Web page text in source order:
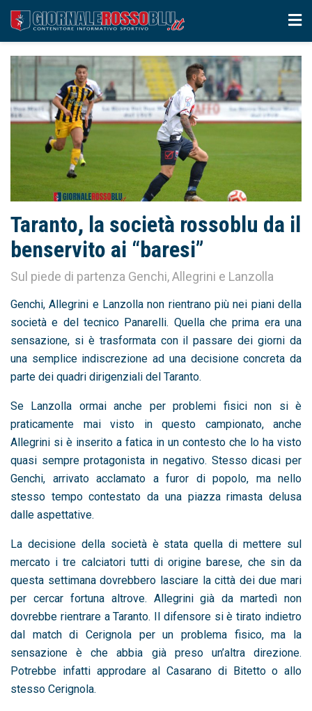
Taranto, la società rossoblu da il
benservito ai “baresi”
Sul piede di partenza Genchi, Allegrini e Lanzolla
Genchi, Allegrini e Lanzolla non rientrano più nei piani della
società e del tecnico Panarelli. Quella che prima era una
sensazione, si è trasformata con il passare dei giorni da
una semplice indiscrezione ad una decisione concreta da
parte dei quadri dirigenziali del Taranto.
Se Lanzolla ormai anche per problemi fisici non si è
praticamente mai visto in questo campionato, anche
Allegrini si è inserito a fatica in un contesto che lo ha visto
quasi sempre protagonista in negativo. Stesso dicasi per
Genchi, arrivato acclamato a furor di popolo, ma nello
stesso tempo contestato da una piazza rimasta delusa
dalle aspettative.
La decisione della società è stata quella di mettere sul
mercato i tre calciatori tutti di origine barese, che sin da
questa settimana dovrebbero lasciare la città dei due mari
per cercar fortuna altrove. Allegrini già da martedì non
dovrebbe rientrare a Taranto. Il difensore si è tirato indietro
dal match di Cerignola per un problema fisico, ma la
sensazione è che abbia già preso un’altra direzione.
Potrebbe infatti approdare al Casarano di Bitetto o allo
stesso Cerignola.